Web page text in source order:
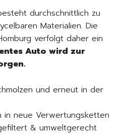
durchschnittlich zu
Materialien. Die
verfolgt daher ein
Auto wird zur
und erneut in der
in neue Verwertungsketten
& umweltgerecht